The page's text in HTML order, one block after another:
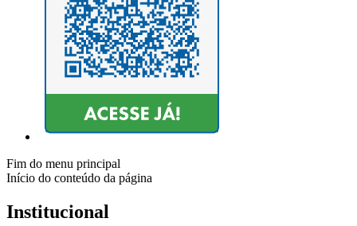
Fim do menu principal
Início do conteúdo da página
Institucional